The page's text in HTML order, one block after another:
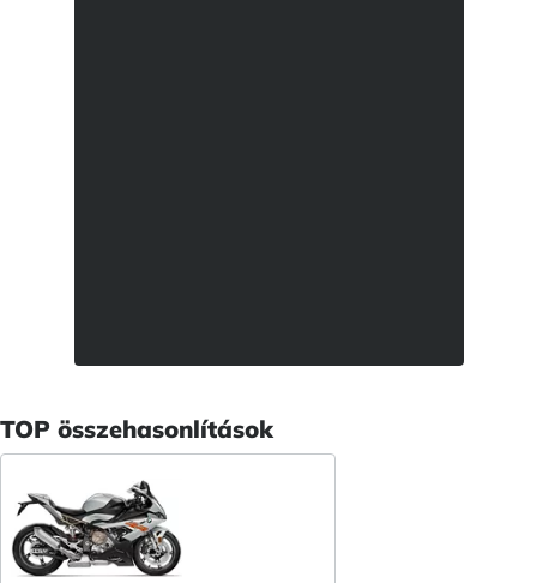
TOP összehasonlítások